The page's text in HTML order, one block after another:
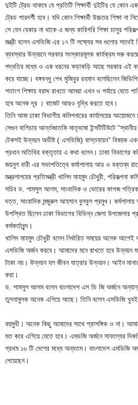
দুইটি ট্রেড থাকবে যে প্রতিটি শিক্ষার্থী দুইটির যে কোন
ট্রেড পারদর্শী হবে। যদি কোন শিক্ষার্থী উচ্চতর শিক্ষা না
সে যেন বেকার না থাকে এ জন্য কারিগরি শিক্ষা চালুর
মন্ত্রী বলেন এসডিজি এর ১৭ টি লক্ষ্যের সব গুলোর সাথেই
ব্যবস্থার উন্নয়নে সরকার সংস্কারমূলক কার্যক্রম শুরু
পদ্ধতির মধ্যে ও এক ধরনের কড়াকড়ি আছে সরকার এই
করে যাচ্ছে। বঙ্গবন্ধু শেখ মুজিবুর রহমান বলেছিলেন
শতাংশ শিক্ষায় বরাদ্দ রাখতে আমরা এখন ও পর্যায়ে যেতে
হবে অনেক দূর । বাজেট আরও বৃদ্ধি করতে হবে।
তিনি আজ ঢাকা বিভাগীয় কমিশনারের কার্যালয়ের আয়োজনে
সেগুন বাগিচায় আর্ন্তজাতকি মাতৃভাষা ইন্সটিটিউটে ”স্থানীয়
টেকসই উন্নয়ন অভীষ্ট ( এসডিজি) বাস্তবায়ন” বিষয়ক এক
প্রধান অতিথির বক্তৃতায় এ কথা বলেন। ঢাকা বিভাগের
জয়নুল বারী এর সভাপতিত্বে কর্মাশালায় আর ও বক্তব্য
মন্ত্রলালয়ের প্রতিমন্ত্রী খালিদ মাহমুদ চৌধুরী, পরিকল্পনা
সচিব ড. শামসুল আলম, সাংবাদিক ও ভোরের কাগজ
দত্ত, সাংবাদিক মন্জুরুল আহসান বুলবুল প্রমুখ। কর্মশালায়
উপস্থিত ছিলেন ঢাকা বিভাগের বিভিন্ন জেলা উপজেলার
কর্মকর্তাবৃন্দ।
খালিদ মাহমুদ চৌধুরী বলেন নির্ধারিত সময়ের অনেক আগেই
এসডিজি অর্জন করবে। আমাদের মনে রাখতে হবে উন্নয়ন
টাকা নয়। উন্নয়ন হল জীবন যাত্রার উন্নয়ন। আইন
করা।
ড. শামসুল আলম বলেন বাংলাদেশ এস ডি জি অর্জনে
তুলনামুলক অনেক এগিয়ে আছে। তিনি বলেন এসডিজি
বহুমুখী। অনেক কিছু আমাদের সাথে প্রাসঙ্গিক ও না।
মত করে এগিয়ে যেতে হবে। এমডজি অর্জনে সাফল্যের
প্রথম ১৬ টি দেশের মধ্যে অন্যতম। বাংলাদেশ এমডিজি
পেয়েছেন।